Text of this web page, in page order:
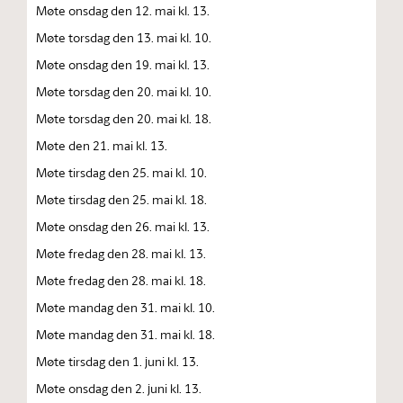
Møte onsdag den 12. mai kl. 13.
Møte torsdag den 13. mai kl. 10.
Møte onsdag den 19. mai kl. 13.
Møte torsdag den 20. mai kl. 10.
Møte torsdag den 20. mai kl. 18.
Møte den 21. mai kl. 13.
Møte tirsdag den 25. mai kl. 10.
Møte tirsdag den 25. mai kl. 18.
Møte onsdag den 26. mai kl. 13.
Møte fredag den 28. mai kl. 13.
Møte fredag den 28. mai kl. 18.
Møte mandag den 31. mai kl. 10.
Møte mandag den 31. mai kl. 18.
Møte tirsdag den 1. juni kl. 13.
Møte onsdag den 2. juni kl. 13.